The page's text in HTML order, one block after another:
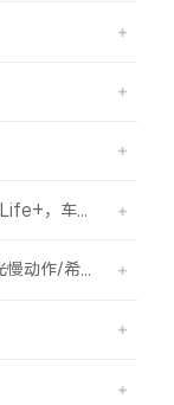
S50/S50 Pro mini全新大师级Live运镜/高光慢动作/希区柯克/变焦运镜简介